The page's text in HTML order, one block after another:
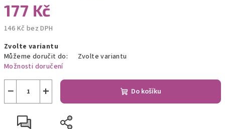
177 Kč
146 Kč bez DPH
cena:
Zvolte variantu
Můžeme doručit do:
Zvolte variantu
Možnosti doručení
+
− Do košíku